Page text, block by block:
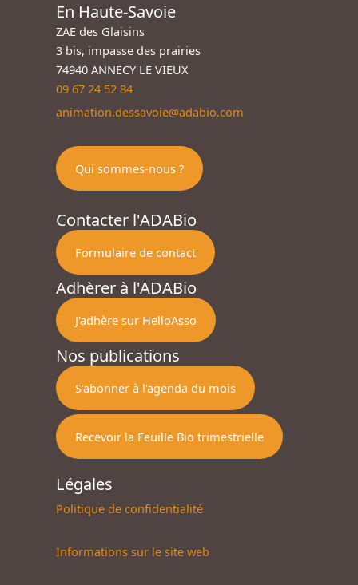
En Haute-Savoie
ZAE des Glaisins
3 bis, impasse des prairies
74940 ANNECY LE VIEUX
09 67 24 52 84
animation.dessavoie@adabio.com
Qui sommes-nous ?
Contacter l'ADABio
Formulaire de contact
Adhèrer à l'ADABio
J'adhère sur HelloAsso
Nos publications
S'abonner à l'agenda du mois
Recevoir la Feuille Bio trimestrielle
Légales
Politique de confidentialité
Informations sur le site web